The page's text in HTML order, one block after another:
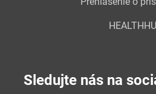
Sledujte nás na